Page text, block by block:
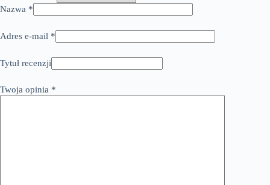
Nazwa *
Adres e-mail *
Tytuł recenzji
Twoja opinia *